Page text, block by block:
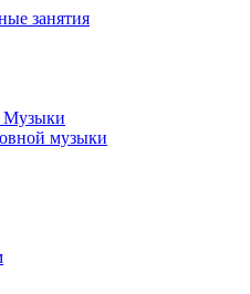
занятия
Музыки
музыки